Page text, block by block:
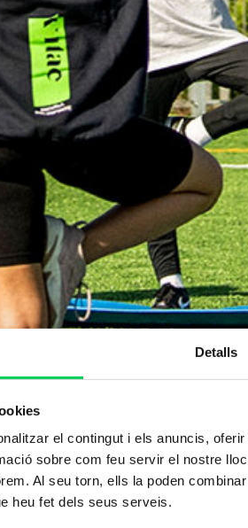
Detalls
el contingut i els anuncis,
sobre com feu servir el nostre
Al seu torn, ells la poden
heu fet dels seus serveis.